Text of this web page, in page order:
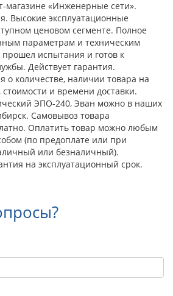
магазине «Инженерные сети».
Высокие эксплуатационные
ценовом сегменте. Полное
параметрам и техническим
испытания и готов к
Действует гарантия.
о количестве, наличии товара на
стоимости и времени доставки.
ЭПО-240, Эван можно в наших
Самовывоз товара
Оплатить товар можно любым
(по предоплате или при
или безналичный).
на эксплуатационный срок.